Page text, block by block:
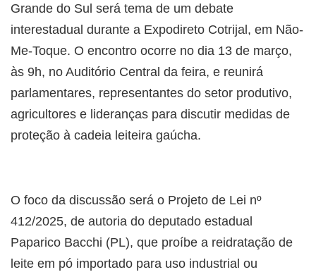
Grande do Sul será tema de um debate
interestadual durante a Expodireto Cotrijal, em Não-
Me-Toque. O encontro ocorre no dia 13 de março,
às 9h, no Auditório Central da feira, e reunirá
parlamentares, representantes do setor produtivo,
agricultores e lideranças para discutir medidas de
proteção à cadeia leiteira gaúcha.
O foco da discussão será o Projeto de Lei nº
412/2025, de autoria do deputado estadual
Paparico Bacchi (PL), que proíbe a reidratação de
leite em pó importado para uso industrial ou